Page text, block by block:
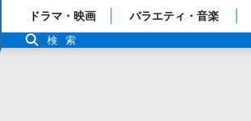
「TBSテレビ」トップページ
番組表
ドラマ・映画 バラエティ・音楽
検索